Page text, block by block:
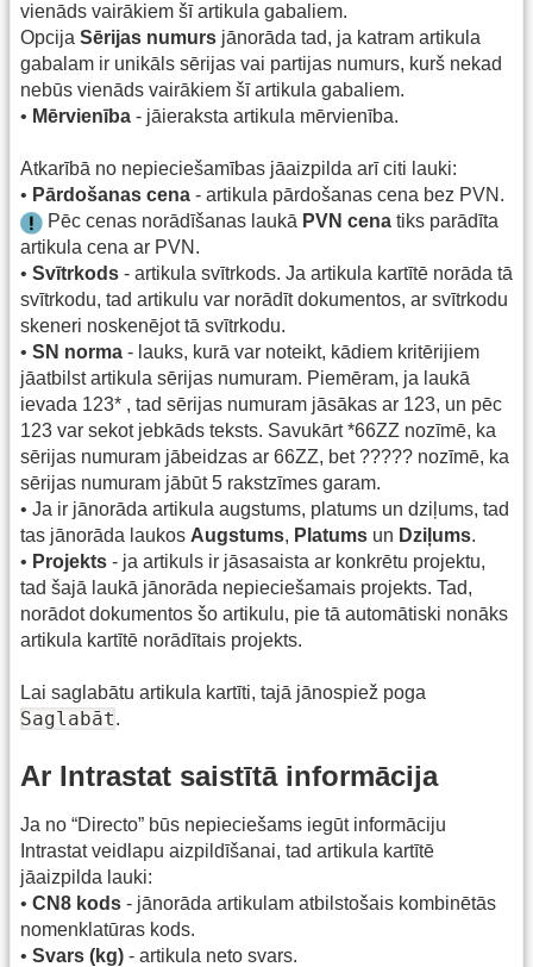
vienāds vairākiem šī artikula gabaliem.
Opcija Sērijas numurs jānorāda tad, ja katram artikula
gabalam ir unikāls sērijas vai partijas numurs, kurš nekad
nebūs vienāds vairākiem šī artikula gabaliem.
• Mērvienība - jāieraksta artikula mērvienība.
Atkarībā no nepieciešamības jāaizpilda arī citi lauki:
• Pārdošanas cena - artikula pārdošanas cena bez PVN.
Pēc cenas norādīšanas laukā PVN cena tiks parādīta
artikula cena ar PVN.
• Svītrkods - artikula svītrkods. Ja artikula kartītē norāda tā
svītrkodu, tad artikulu var norādīt dokumentos, ar svītrkodu
skeneri noskenējot tā svītrkodu.
• SN norma - lauks, kurā var noteikt, kādiem kritērijiem
jāatbilst artikula sērijas numuram. Piemēram, ja laukā
ievada 123* , tad sērijas numuram jāsākas ar 123, un pēc
123 var sekot jebkāds teksts. Savukārt *66ZZ nozīmē, ka
sērijas numuram jābeidzas ar 66ZZ, bet ????? nozīmē, ka
sērijas numuram jābūt 5 rakstzīmes garam.
• Ja ir jānorāda artikula augstums, platums un dziļums, tad
tas jānorāda laukos Augstums, Platums un Dziļums.
• Projekts - ja artikuls ir jāsasaista ar konkrētu projektu,
tad šajā laukā jānorāda nepieciešamais projekts. Tad,
norādot dokumentos šo artikulu, pie tā automātiski nonāks
artikula kartītē norādītais projekts.
Lai saglabātu artikula kartīti, tajā jānospiež poga
Saglabāt.
Ar Intrastat saistītā informācija
Ja no “Directo” būs nepieciešams iegūt informāciju
Intrastat veidlapu aizpildīšanai, tad artikula kartītē
jāaizpilda lauki:
• CN8 kods - jānorāda artikulam atbilstošais kombinētās
nomenklatūras kods.
• Svars (kg) - artikula neto svars.